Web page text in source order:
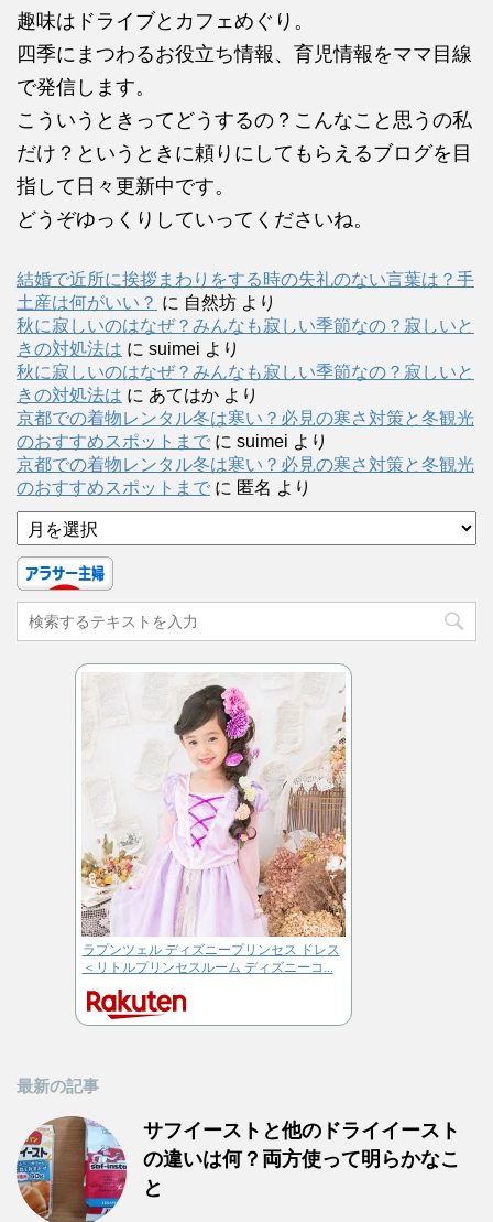
趣味はドライブとカフェめぐり。
四季にまつわるお役立ち情報、育児情報をママ目線
で発信します。
こういうときってどうするの？こんなこと思うの私
だけ？というときに頼りにしてもらえるブログを目
指して日々更新中です。
どうぞゆっくりしていってくださいね。
結婚で近所に挨拶まわりをする時の失礼のない言葉は？手
土産は何がいい？ に 自然坊 より
秋に寂しいのはなぜ？みんなも寂しい季節なの？寂しいと
きの対処法は に suimei より
秋に寂しいのはなぜ？みんなも寂しい季節なの？寂しいと
きの対処法は に あてはか より
京都での着物レンタル冬は寒い？必見の寒さ対策と冬観光
のおすすめスポットまで に suimei より
京都での着物レンタル冬は寒い？必見の寒さ対策と冬観光
のおすすめスポットまで に 匿名 より
ア
ー
カ
イ
ブ
ラプンツェル ディズニープリンセス ドレス
＜リトルプリンセスルーム ディズニーコ...
最新の記事
サフイーストと他のドライイースト
の違いは何？両方使って明らかなこ
と